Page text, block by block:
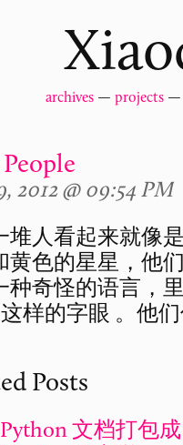
archives — projects
2012 @ 09:54 PM
堆人看起来就像
黄色的星星，他
种奇怪的语言，
这样的字眼 。他
Posts
文档打包